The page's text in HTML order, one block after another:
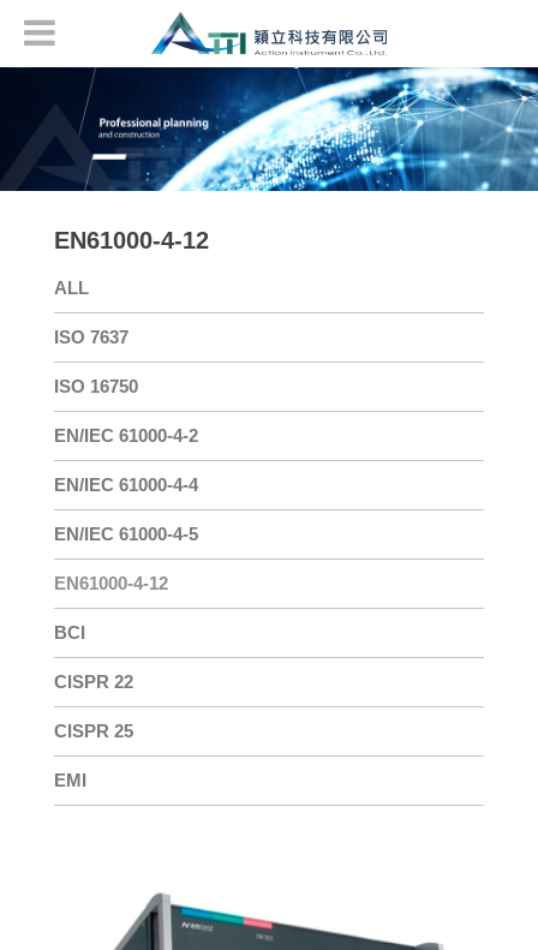
EN61000-4-12
ALL
ISO 7637
ISO 16750
EN/IEC 61000-4-2
EN/IEC 61000-4-4
EN/IEC 61000-4-5
EN61000-4-12
BCI
CISPR 22
CISPR 25
EMI